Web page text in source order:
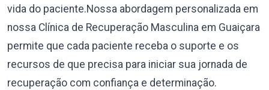
vida do paciente.Nossa abordagem personalizada em
nossa Clínica de Recuperação Masculina em Guaiçara
permite que cada paciente receba o suporte e os
recursos de que precisa para iniciar sua jornada de
recuperação com confiança e determinação.